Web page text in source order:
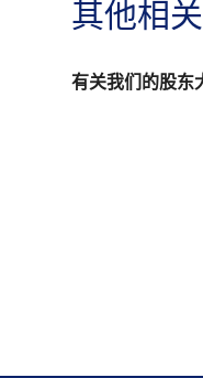
其他相
有关我们的股东